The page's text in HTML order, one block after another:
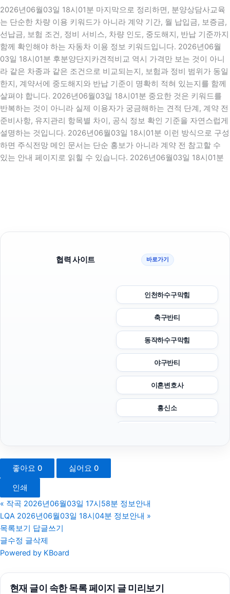
2026년06월03일 18시01분 마지막으로 정리하면, 분양상담사교육
는 단순한 차량 이용 키워드가 아니라 계약 기간, 월 납입금, 보증금,
선납금, 보험 조건, 정비 서비스, 차량 인도, 중도해지, 반납 기준까지
함께 확인해야 하는 자동차 이용 정보 키워드입니다. 2026년06월
03일 18시01분 후분양단지카견적비교 역시 가격만 보는 것이 아니
라 같은 차종과 같은 조건으로 비교되는지, 보험과 정비 범위가 동일
한지, 계약서에 중도해지와 반납 기준이 명확히 적혀 있는지를 함께
살펴야 합니다. 2026년06월03일 18시01분 중요한 것은 키워드를
반복하는 것이 아니라 실제 이용자가 궁금해하는 견적 단계, 계약 전
준비사항, 유지관리 항목별 차이, 공식 정보 확인 기준을 자연스럽게
설명하는 것입니다. 2026년06월03일 18시01분 이런 방식으로 구성
하면 주식전망 메인 문서는 단순 홍보가 아니라 계약 전 참고할 수
있는 안내 페이지로 읽힐 수 있습니다. 2026년06월03일 18시01분
협력 사이트 바로가기
인천하수구막힘
축구반티
동작하수구막힘
야구반티
이혼변호사
흥신소
대구이혼전문변호사
휴대폰성지
좋아요 0 싫어요 0
인쇄
« 작곡 2026년06월03일 17시58분 정보안내
LQA 2026년06월03일 18시04분 정보안내 »
목록보기 답글쓰기
글수정 글삭제
Powered by KBoard
현재 글이 속한 목록 페이지 글 미리보기